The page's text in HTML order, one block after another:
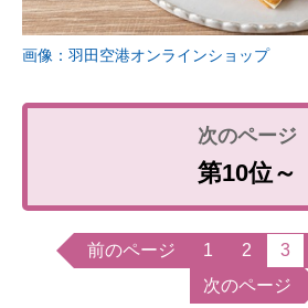
画像：羽田空港オンラインショップ
第10位～
前のページ 1 2 3
次のページ